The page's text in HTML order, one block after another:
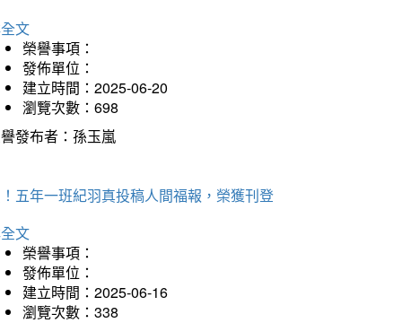
文
榮譽事項：
發佈單位：
建立時間：2025-06-20
瀏覽次數：698
發布者：孫玉嵐
五年一班紀羽真投稿人間福報，榮獲刊登
文
榮譽事項：
發佈單位：
建立時間：2025-06-16
瀏覽次數：338